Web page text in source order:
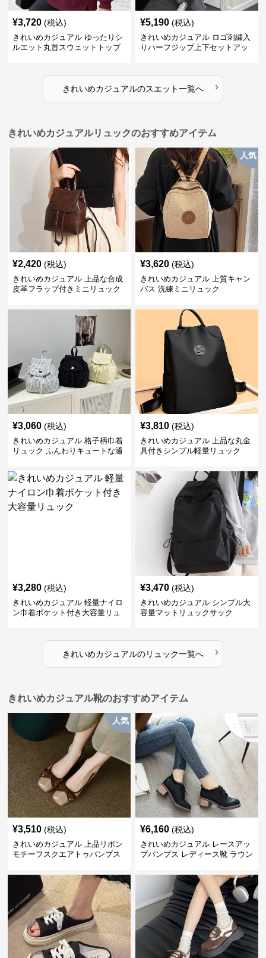
¥3,720 (税込)
きれいめカジュアル ゆったりシ
ルエット丸首スウェットトップ
¥5,190 (税込)
きれいめカジュアル ロゴ刺繍入
りハーフジップ上下セットアッ
きれいめカジュアルのスエット一覧へ ›
きれいめカジュアルリュックのおすすめアイテム
¥2,420 (税込)
きれいめカジュアル 上品な合成
皮革フラップ付きミニリュック
人気
¥3,620 (税込)
きれいめカジュアル 上質キャン
バス 洗練ミニリュック
¥3,060 (税込)
きれいめカジュアル 格子柄巾着
リュック ふんわりキュートな通
¥3,810 (税込)
きれいめカジュアル 上品な丸金
具付きシンプル軽量リュック
¥3,280 (税込)
きれいめカジュアル 軽量ナイロ
ン巾着ポケット付き大容量リュ
¥3,470 (税込)
きれいめカジュアル シンプル大
容量マットリュックサック
きれいめカジュアルのリュック一覧へ ›
きれいめカジュアル靴のおすすめアイテム
人気
¥3,510 (税込)
きれいめカジュアル 上品リボン
モチーフスクエアトゥパンプス
¥6,160 (税込)
きれいめカジュアル レースアッ
プパンプス レディース靴 ラウン
上品 カジュアルシューズ